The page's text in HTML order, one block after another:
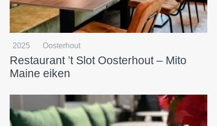
2025 Oosterhout
Restaurant ’t Slot Oosterhout – Mito
Maine eiken